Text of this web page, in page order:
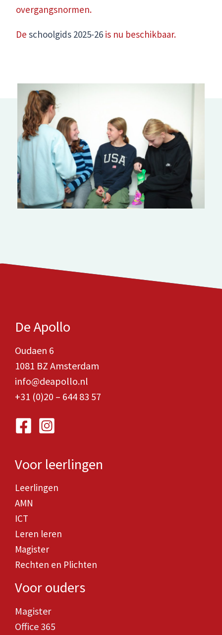
overgangsnormen.
De schoolgids 2025-26 is nu beschikbaar.
De Apollo
Oudaen 6
1081 BZ Amsterdam
info@deapollo.nl
+31 (0)20 – 644 83 57
Voor leerlingen
Leerlingen
AMN
ICT
Leren leren
Magister
Rechten en Plichten
Voor ouders
Magister
Office 365